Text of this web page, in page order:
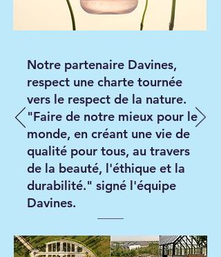
Notre partenaire Davines,
respect une charte tournée
vers le respect de la nature.
"Faire de notre mieux pour le
monde, en créant une vie de
qualité pour tous, au travers
de la beauté, l'éthique et la
durabilité." signé l'équipe
Davines.